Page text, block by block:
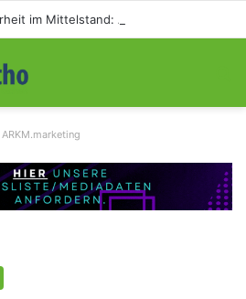
ARKM.marketing